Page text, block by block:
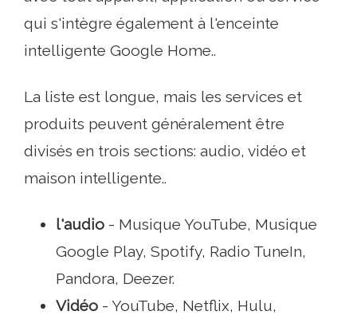
qui s'intègre également à l'enceinte
intelligente Google Home..
La liste est longue, mais les services et
produits peuvent généralement être
divisés en trois sections: audio, vidéo et
maison intelligente..
l'audio - Musique YouTube, Musique
Google Play, Spotify, Radio TuneIn,
Pandora, Deezer.
Vidéo - YouTube, Netflix, Hulu,